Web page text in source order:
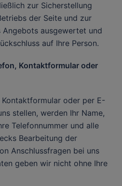
zur Sicherstellung
der Seite und zur
Angebots ausgewertet und
auf Ihre Person.
Kontaktformular oder
Kontaktformular oder per E-
stellen, werden Ihr Name,
Telefonnummer und alle
Bearbeitung der
Anschlussfragen bei uns
geben wir nicht ohne Ihre